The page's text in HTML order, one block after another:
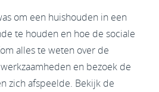
om een huishouden in een
te houden en hoe de sociale
alles te weten over de
en bezoek de
zich afspeelde. Bekijk de